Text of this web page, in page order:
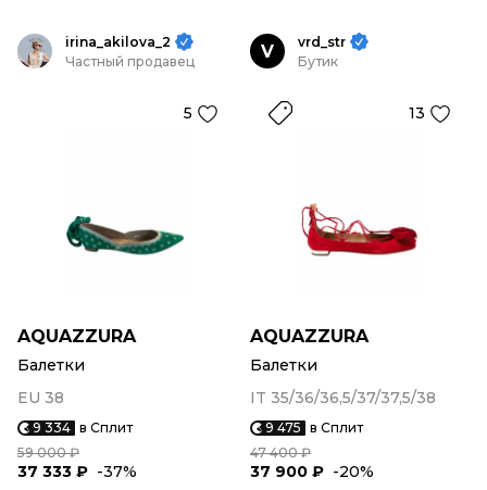
irina_akilova_2
Частный продавец
5
AQUAZZURA
Балетки
EU 38
9 334 в Сплит
59 000 ₽
37 333 ₽ -37%
V
vrd_str
Бутик
13
AQUAZZURA
Балетки
IT 35/36/36,5/37/37,5/38
9 475 в Сплит
47 400 ₽
37 900 ₽ -20%